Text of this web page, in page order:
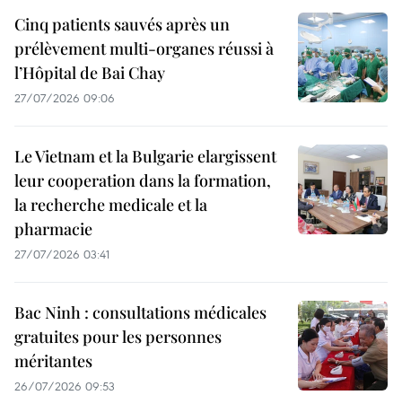
Cinq patients sauvés après un
prélèvement multi-organes réussi à
l’Hôpital de Bai Chay
27/07/2026 09:06
Le Vietnam et la Bulgarie elargissent
leur cooperation dans la formation,
la recherche medicale et la
pharmacie
27/07/2026 03:41
Bac Ninh : consultations médicales
gratuites pour les personnes
méritantes
26/07/2026 09:53